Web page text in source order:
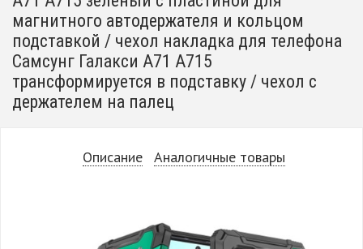
магнитного автодержателя и кольцом
подставкой / чехол накладка для телефона
Самсунг Галакси А71 А715
трансформируется в подставку / чехол с
держателем на палец
Описание Аналогичные товары